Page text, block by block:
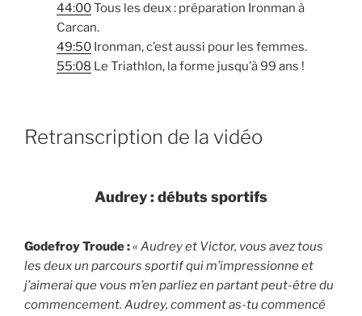
44:00Tous les deux : préparation Ironman à
Carcan.
49:50 Ironman, c’est aussi pour les femmes.
55:08 Le Triathlon, la forme jusqu’à 99 ans !
Retranscription de la vidéo
Audrey : débuts sportifs
Godefroy Troude :« Audrey et Victor, vous avez tous
les deux un parcours sportif qui m’impressionne et
j’aimerai que vous m’en parliez en partant peut-être du
commencement. Audrey, comment as-tu commencé